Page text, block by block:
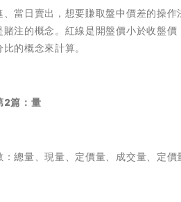
、當日賣出，想要賺取盤中價差的操
賭注的概念。紅線是開盤價小於收盤
的概念來計算。
2篇：量
：總量、現量、定價量、成交量、定價